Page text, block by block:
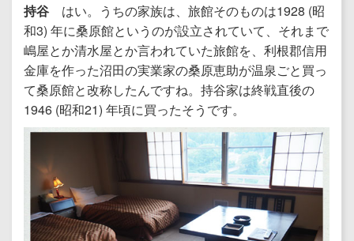
持谷 はい。うちの家族は、旅館そのものは1928 (昭
和3) 年に桑原館というのが設立されていて、それまで
嶋屋とか清水屋とか言われていた旅館を、利根郡信用
金庫を作った沼田の実業家の桑原恵助が温泉ごと買っ
て桑原館と改称したんですね。持谷家は終戦直後の
1946 (昭和21) 年頃に買ったそうです。